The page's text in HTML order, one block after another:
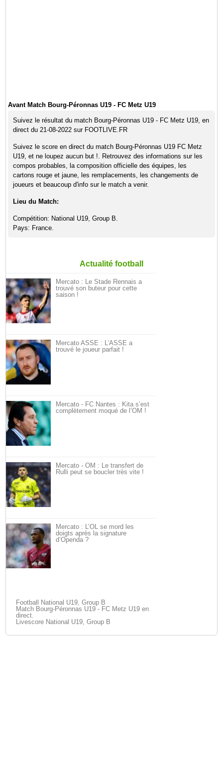
Avant Match Bourg-Péronnas U19 - FC Metz U19
Suivez le résultat du match Bourg-Péronnas U19 - FC Metz U19, en
direct du 21-08-2022 sur FOOTLIVE.FR
Suivez le score en direct du match Bourg-Péronnas U19 FC Metz
U19, et ne loupez aucun but !. Retrouvez des informations sur les
compos probables, la composition officielle des équipes, les
cartons rouge et jaune, les remplacements, les changements de
joueurs et beaucoup d'info sur le match a venir.
Lieu du Match:
Compétition: National U19, Group B.
Pays: France.
Actualité football
Mercato : Le Stade Rennais a
trouvé son buteur pour cette
saison !
Mercato ASSE : L’ASSE a
trouvé le joueur parfait !
Mercato - FC Nantes : Kita s’est
complètement moqué de l’OM !
Mercato - OM : Le transfert de
Rulli peut se boucler très vite !
Mercato : L’OL se mord les
doigts après la signature
d’Openda ?
Football National U19, Group B
Match Bourg-Péronnas U19 - FC Metz U19 en
direct.
Livescore National U19, Group B